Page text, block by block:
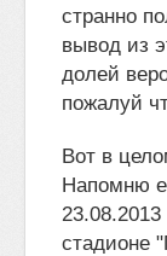
странно
вывод из
долей
пожалуй
Вот в
Напомню
стадионе